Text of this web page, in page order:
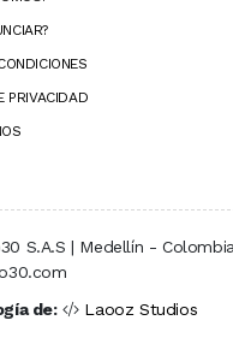
PRIVACIDAD
S.A.S | Medellín -
de:
Laooz Studios